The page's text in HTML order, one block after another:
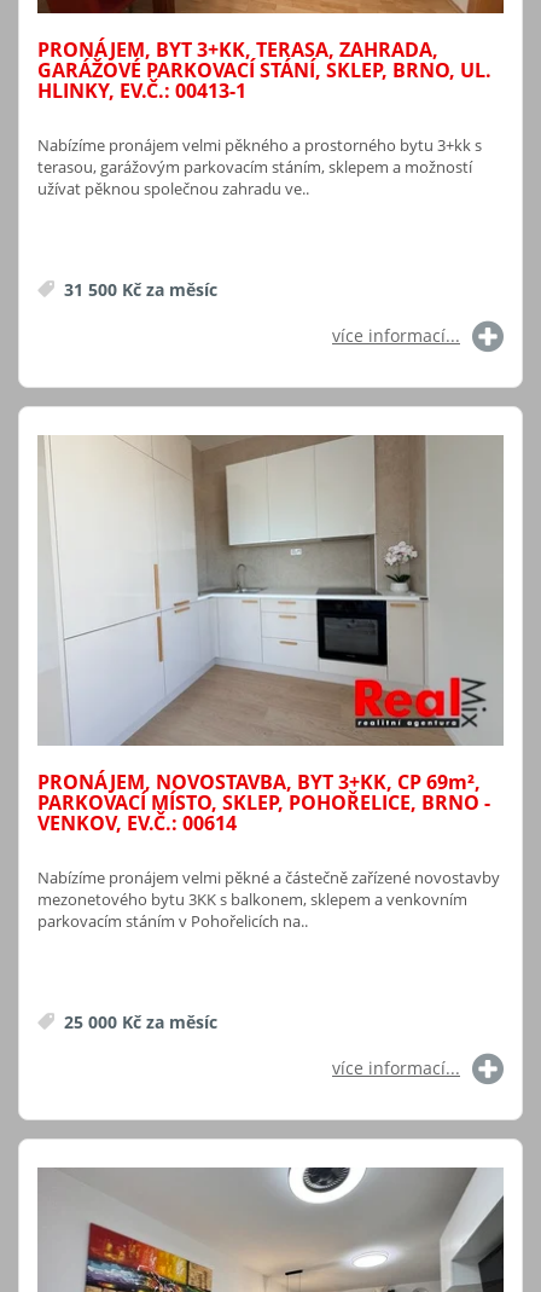
PRONÁJEM, BYT 3+KK, TERASA, ZAHRADA,
GARÁŽOVÉ PARKOVACÍ STÁNÍ, SKLEP, BRNO, UL.
HLINKY, EV.Č.: 00413-1
Nabízíme pronájem velmi pěkného a prostorného bytu 3+kk s
terasou, garážovým parkovacím stáním, sklepem a možností
užívat pěknou společnou zahradu ve..
31 500 Kč za měsíc
více informací...
PRONÁJEM, NOVOSTAVBA, BYT 3+KK, CP 69m²,
PARKOVACÍ MÍSTO, SKLEP, POHOŘELICE, BRNO -
VENKOV, EV.Č.: 00614
Nabízíme pronájem velmi pěkné a částečně zařízené novostavby
mezonetového bytu 3KK s balkonem, sklepem a venkovním
parkovacím stáním v Pohořelicích na..
25 000 Kč za měsíc
více informací...